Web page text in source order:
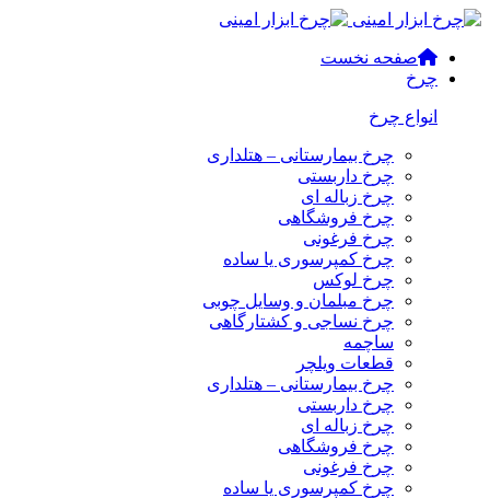
صفحه نخست
چرخ
انواع چرخ
چرخ بیمارستانی – هتلداری
چرخ داربستی
چرخ زباله ای
چرخ فروشگاهی
چرخ فرغونی
چرخ کمپرسوری یا ساده
چرخ لوکس
چرخ مبلمان و وسایل چوبی
چرخ نساجی و کشتارگاهی
ساچمه
قطعات ویلچر
چرخ بیمارستانی – هتلداری
چرخ داربستی
چرخ زباله ای
چرخ فروشگاهی
چرخ فرغونی
چرخ کمپرسوری یا ساده